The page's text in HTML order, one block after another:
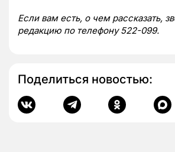
Если вам есть, о чем рассказать,
редакцию по телефону 522-099.
Поделиться новостью: